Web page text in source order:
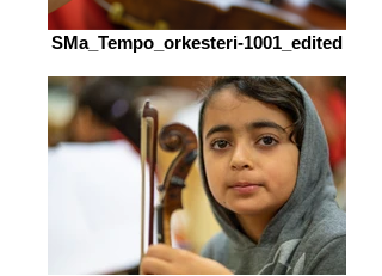
SMa_Tempo_orkesteri-1001_edited